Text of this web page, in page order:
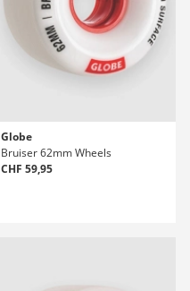
Globe
Bruiser 62mm Wheels
CHF 59,95